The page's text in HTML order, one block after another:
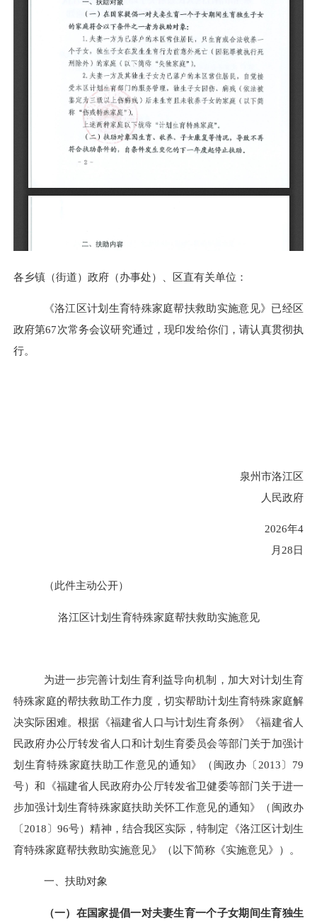
各乡镇（街道）政府（办事处）、区直有关单位：
《洛江区计划生育特殊家庭帮扶救助实施意见》已经区
政府第67次常务会议研究通过，现印发给你们，请认真贯彻执
行。
泉州市洛江区
人民政府
2026年4
月28日
（此件主动公开）
洛江区计划生育特殊家庭帮扶救助实施意见
为进一步完善计划生育利益导向机制，加大对计划生育
特殊家庭的帮扶救助工作力度，切实帮助计划生育特殊家庭解
决实际困难。根据《福建省人口与计划生育条例》《福建省人
民政府办公厅转发省人口和计划生育委员会等部门关于加强计
划生育特殊家庭扶助工作意见的通知》（闽政办〔 2013〕79
号）和《福建省人民政府办公厅转发省卫健委等部门关于进一
步加强计划生育特殊家庭扶助关怀工作意见的通知》（闽政办
〔2018〕96号）精神，结合我区实际，特制定《洛江区计划生
育特殊家庭帮扶救助实施意见》（以下简称《实施意见》）。
一、扶助对象
（一）在国家提倡一对夫妻生育一个子女期间生育独生